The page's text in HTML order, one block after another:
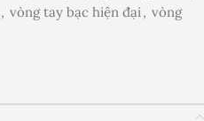
, vòng tay bạc hiện đại, vòng